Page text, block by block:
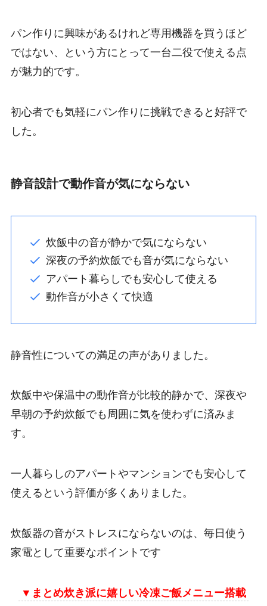
パン作りに興味があるけれど専用機器を買うほど
ではない、という方にとって一台二役で使える点
が魅力的です。
初心者でも気軽にパン作りに挑戦できると好評で
した。
静音設計で動作音が気にならない
炊飯中の音が静かで気にならない
深夜の予約炊飯でも音が気にならない
アパート暮らしでも安心して使える
動作音が小さくて快適
静音性についての満足の声がありました。
炊飯中や保温中の動作音が比較的静かで、深夜や
早朝の予約炊飯でも周囲に気を使わずに済みま
す。
一人暮らしのアパートやマンションでも安心して
使えるという評価が多くありました。
炊飯器の音がストレスにならないのは、毎日使う
家電として重要なポイントです
▼ まとめ炊き派に嬉しい冷凍ご飯メニュー搭載